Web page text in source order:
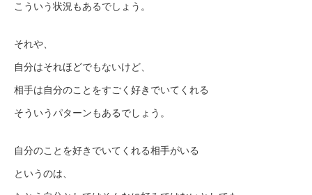
こういう状況もあるでしょう。
それや、
自分はそれほどでもないけど、
相手は自分のことをすごく好きでいてくれる
そういうパターンもあるでしょう。
自分のことを好きでいてくれる相手がいる
というのは、